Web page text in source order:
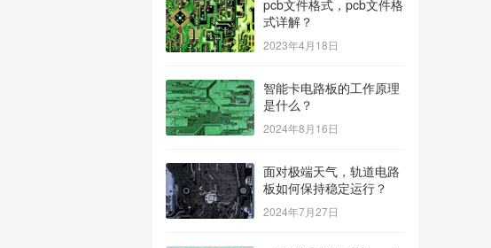
pcb文件格式，pcb文件格
式详解？
2023年4月18日
智能卡电路板的工作原理
是什么？
2024年8月16日
面对极端天气，轨道电路
板如何保持稳定运行？
2024年7月27日